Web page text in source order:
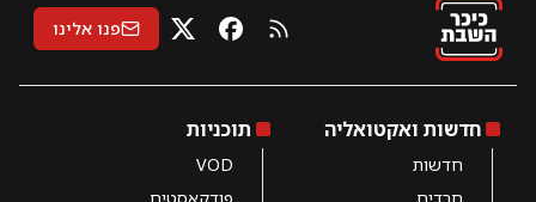
RSS פייסבוק
X פנו אלינו
חדשות ואקטואליה
חדשות
תוכניות
VOD